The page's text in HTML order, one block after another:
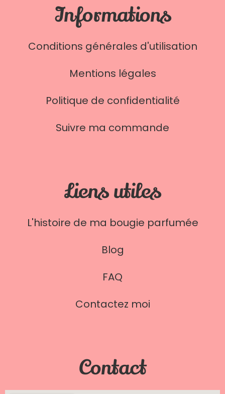
Informations
Conditions générales d'utilisation
Mentions légales
Politique de confidentialité
Suivre ma commande
Liens utiles
L'histoire de ma bougie parfumée
Blog
FAQ
Contactez moi
Contact